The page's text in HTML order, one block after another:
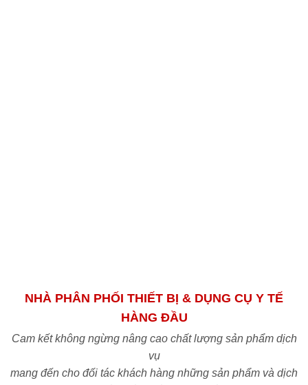
NHÀ PHÂN PHỐI THIẾT BỊ & DỤNG CỤ Y TẾ
HÀNG ĐẦU
Cam kết không ngừng nâng cao chất lượng sản phẩm dịch
vụ
mang đến cho đối tác khách hàng những sản phẩm và dịch